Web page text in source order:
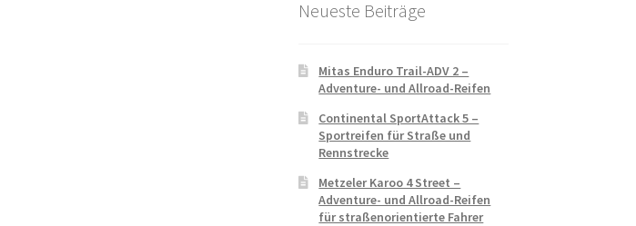
Neueste Beiträge
Mitas Enduro Trail-ADV 2 –
Adventure- und Allroad-Reifen
Continental SportAttack 5 –
Sportreifen für Straße und
Rennstrecke
Metzeler Karoo 4 Street –
Adventure- und Allroad-Reifen
für straßenorientierte Fahrer